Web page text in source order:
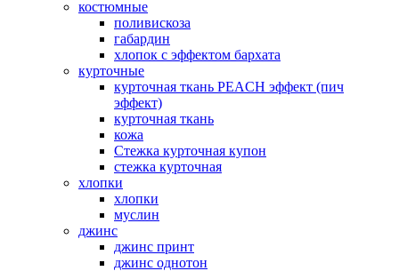
костюмные
поливискоза
габардин
хлопок с эффектом бархата
курточные
курточная ткань PEACH эффект (пич
эффект)
курточная ткань
кожа
Стежка курточная купон
стежка курточная
хлопки
хлопки
муслин
джинс
джинс принт
джинс однотон